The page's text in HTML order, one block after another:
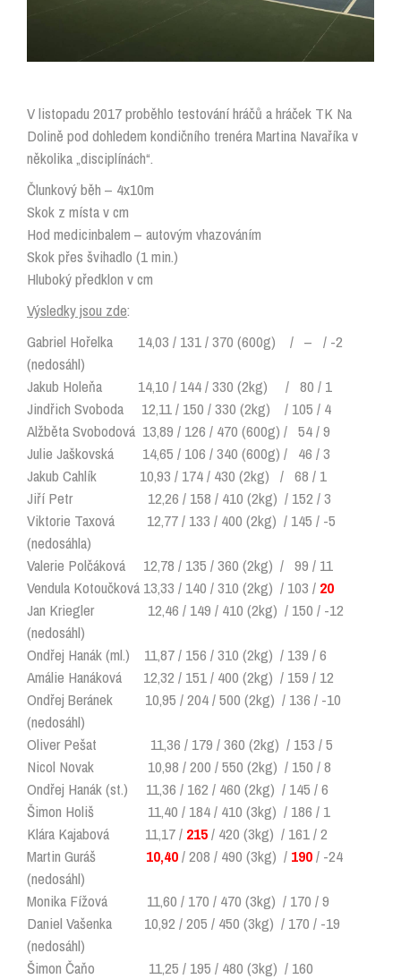
V listopadu 2017 proběhlo testování hráčů a hráček TK Na
Dolině pod dohledem kondičního trenéra Martina Navaříka v
několika „disciplínách“.
Člunkový běh – 4x10m
Skok z místa v cm
Hod medicinbalem – autovým vhazováním
Skok přes švihadlo (1 min.)
Hluboký předklon v cm
Výsledky jsou zde:
Gabriel Hořelka 14,03 / 131 / 370 (600g) / – / -2
(nedosáhl)
Jakub Holeňa 14,10 / 144 / 330 (2kg) / 80 / 1
Jindřich Svoboda 12,11 / 150 / 330 (2kg) / 105 / 4
Alžběta Svobodová 13,89 / 126 / 470 (600g) / 54 / 9
Julie Jaškovská 14,65 / 106 / 340 (600g) / 46 / 3
Jakub Cahlík 10,93 / 174 / 430 (2kg) / 68 / 1
Jiří Petr 12,26 / 158 / 410 (2kg) / 152 / 3
Viktorie Taxová 12,77 / 133 / 400 (2kg) / 145 / -5
(nedosáhla)
Valerie Polčáková 12,78 / 135 / 360 (2kg) / 99 / 11
Vendula Kotoučková 13,33 / 140 / 310 (2kg) / 103 / 20
Jan Kriegler 12,46 / 149 / 410 (2kg) / 150 / -12
(nedosáhl)
Ondřej Hanák (ml.) 11,87 / 156 / 310 (2kg) / 139 / 6
Amálie Hanáková 12,32 / 151 / 400 (2kg) / 159 / 12
Ondřej Beránek 10,95 / 204 / 500 (2kg) / 136 / -10
(nedosáhl)
Oliver Pešat 11,36 / 179 / 360 (2kg) / 153 / 5
Nicol Novak 10,98 / 200 / 550 (2kg) / 150 / 8
Ondřej Hanák (st.) 11,36 / 162 / 460 (2kg) / 145 / 6
Šimon Holiš 11,40 / 184 / 410 (3kg) / 186 / 1
Klára Kajabová 11,17 / 215/ 420 (3kg) / 161 / 2
Martin Guráš 10,40/ 208 / 490 (3kg) / 190/ -24
(nedosáhl)
Monika Fížová 11,60 / 170 / 470 (3kg) / 170 / 9
Daniel Vašenka 10,92 / 205 / 450 (3kg) / 170 / -19
(nedosáhl)
Šimon Čaňo 11,25 / 195 / 480 (3kg) / 160